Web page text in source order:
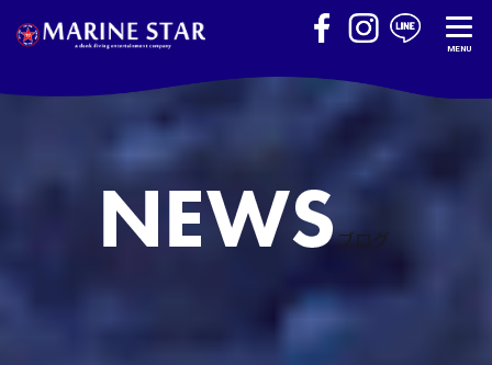
MENU
ブログ